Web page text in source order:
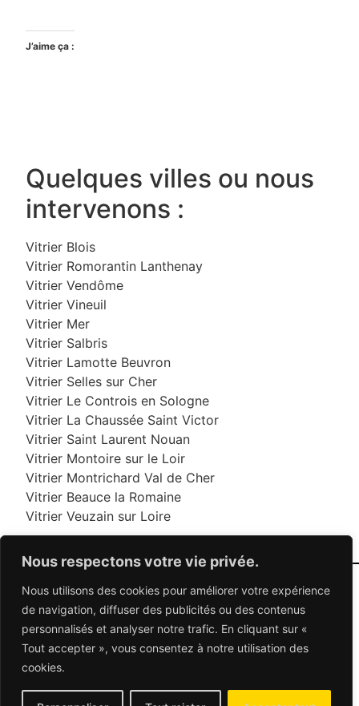
Nous respectons votre vie privée.
Nous utilisons des cookies pour améliorer votre expérience
de navigation, diffuser des publicités ou des contenus
personnalisés et analyser notre trafic. En cliquant sur «
Tout accepter », vous consentez à notre utilisation des
cookies.
J’aime ça :
Quelques villes ou nous
intervenons :
Vitrier Blois
Vitrier Romorantin Lanthenay
Vitrier Vendôme
Vitrier Vineuil
Vitrier Mer
Vitrier Salbris
Vitrier Lamotte Beuvron
Vitrier Selles sur Cher
Vitrier Le Controis en Sologne
Vitrier La Chaussée Saint Victor
Vitrier Saint Laurent Nouan
Vitrier Montoire sur le Loir
Vitrier Montrichard Val de Cher
Vitrier Beauce la Romaine
Vitrier Veuzain sur Loire
06 95 95 70 70
© 2026 Dépannage Vitrier - Tous droits réservés
Dépannage vitrerie en France : Des solutions
adaptées à vos besoins